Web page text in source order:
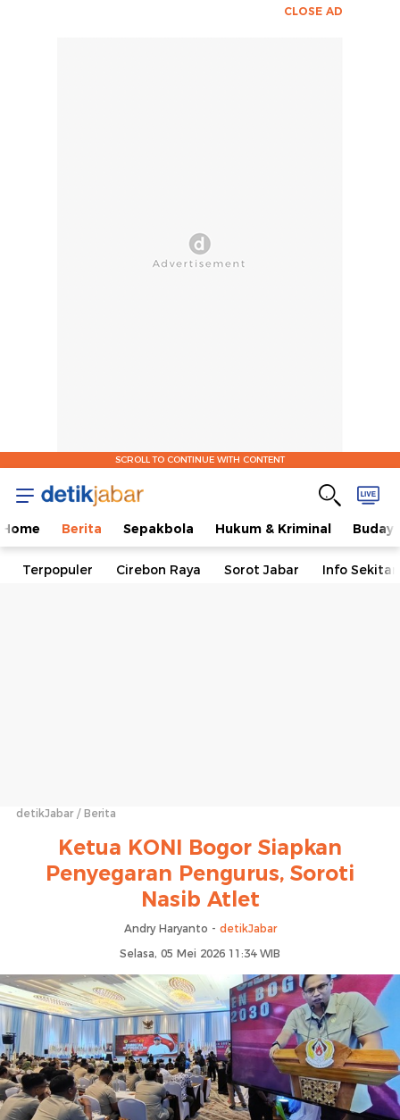
CLOSE AD
SCROLL TO CONTINUE WITH CONTENT
Home Berita Sepakbola Hukum & Kriminal
Terpopuler Cirebon Raya Sorot Jabar Info
detikJabar Berita
Ketua KONI Bogor Siapkan
Penyegaran Pengurus, Soroti
Nasib Atlet
Andry Haryanto - detikJabar
Selasa, 05 Mei 2026 11:34 WIB